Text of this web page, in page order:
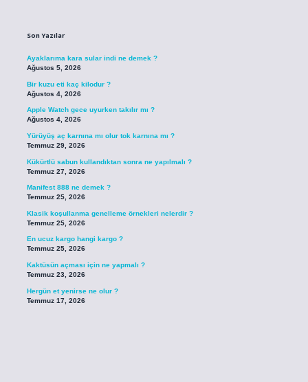
Son Yazılar
Ayaklarıma kara sular indi ne demek ?
Ağustos 5, 2026
Bir kuzu eti kaç kilodur ?
Ağustos 4, 2026
Apple Watch gece uyurken takılır mı ?
Ağustos 4, 2026
Yürüyüş aç karnına mı olur tok karnına mı ?
Temmuz 29, 2026
Kükürtlü sabun kullandıktan sonra ne yapılmalı ?
Temmuz 27, 2026
Manifest 888 ne demek ?
Temmuz 25, 2026
Klasik koşullanma genelleme örnekleri nelerdir ?
Temmuz 25, 2026
En ucuz kargo hangi kargo ?
Temmuz 25, 2026
Kaktüsün açması için ne yapmalı ?
Temmuz 23, 2026
Hergün et yenirse ne olur ?
Temmuz 17, 2026